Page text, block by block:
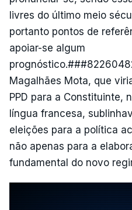
livres do último meio
portanto pontos de
apoiar-se algum
Magalhães Mota, que
PPD para a Constituinte,
língua francesa,
eleições para a política
não apenas para a
fundamental do novo